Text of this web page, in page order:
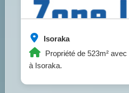
Isoraka
Propriété de 523m²
à Isoraka.